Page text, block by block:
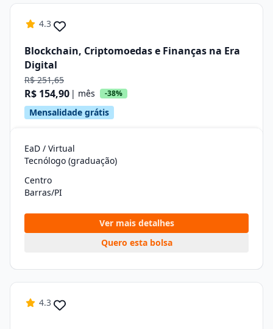
4.3
Blockchain, Criptomoedas e Finanças na Era
Digital
R$ 251,65
R$ 154,90 | mês -38%
Mensalidade grátis
EaD / Virtual
Tecnólogo (graduação)
Centro
Barras/PI
Ver mais detalhes
Quero esta bolsa
4.3